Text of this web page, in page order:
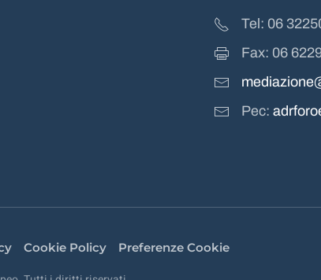
Tel: 06
Fax: 06
Pec:
Cookie Policy Preferenze Cookie